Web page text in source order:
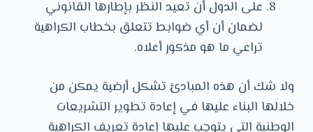
على الدول أن تعيد النظر بإطارها القانوني
لضمان أن أي ضوابط تتعلق بخطاب الكراهية
تراعي ما هو مذكور أعلاه.
ولا شك أن هذه المبادئ تشكل أرضية يمكن من
خلالها البناء عليها في إعادة تطوير التشريعات
الوطنية التي يتوجب عليها إعادة تعريف الكراهية